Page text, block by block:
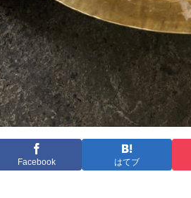
Facebook はてブ